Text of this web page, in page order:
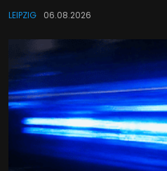
LEIPZIG 06.08.2026